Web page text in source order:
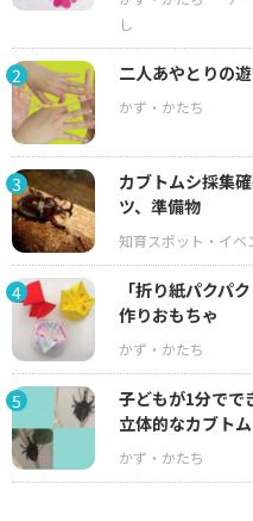
2 二人あやとりの
3
カブトムシ採集
ツ、準備物
4
「折り紙パクパ
作りおもちゃ
5
子どもが1分でで
立体的なカブト